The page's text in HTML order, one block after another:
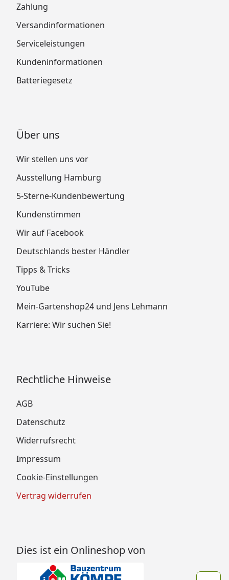
Zahlung
Versandinformationen
Serviceleistungen
Kundeninformationen
Batteriegesetz
Über uns
Wir stellen uns vor
Ausstellung Hamburg
5-Sterne-Kundenbewertung
Kundenstimmen
Wir auf Facebook
Deutschlands bester Händler
Tipps & Tricks
YouTube
Mein-Gartenshop24 und Jens Lehmann
Karriere: Wir suchen Sie!
Rechtliche Hinweise
AGB
Datenschutz
Widerrufsrecht
Impressum
Cookie-Einstellungen
Vertrag widerrufen
Dies ist ein Onlineshop von